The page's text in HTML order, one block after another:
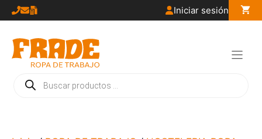
Saltar
al
contenido
Iniciar sesión
Búsqueda
de